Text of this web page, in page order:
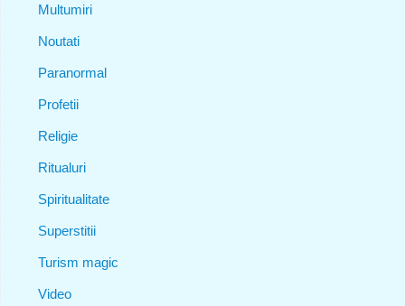
Multumiri
Noutati
Paranormal
Profetii
Religie
Ritualuri
Spiritualitate
Superstitii
Turism magic
Video